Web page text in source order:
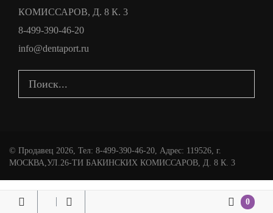
КОМИССАРОВ, Д. 8 К. 3
8-499-390-46-20
info@dentaport.ru
© Продавец 2026, Тел: 8-499-390-46-20, Адрес: 119526, г.
МОСКВА,УЛ.26-ТИ БАКИНСКИХ КОМИССАРОВ, Д. 8 К. 3
0